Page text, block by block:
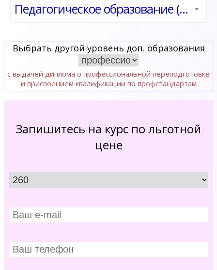
Педагогическое образование (по направлению «Инженерно-технические дисциплины»)
Выбрать другой уровень доп. образования
с выдачей диплома о профессиональной переподготовке
и присвоением квалификации по профстандартам
Запишитесь на курс по льготной
цене